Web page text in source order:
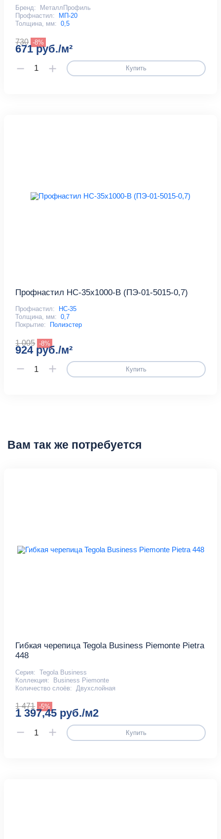
Бренд:
МеталлПрофиль
Профнастил:
МП-20
Толщина, мм: 0,5
730 -8%
671 руб./м²
Купить
Профнастил НС-35x1000-B (ПЭ-01-5015-0,7)
Профнастил:
НС-35
Толщина, мм: 0,7
Покрытие:
Полиэстер
1 005 -8%
924 руб./м²
Купить
Вам так же потребуется
Гибкая черепица Tegola Business Piemonte Pietra
448
Серия: Tegola Business
Коллекция:
Business Piemonte
Количество слоёв:
Двухслойная
1 471 -5%
1 397,45 руб./м2
Купить